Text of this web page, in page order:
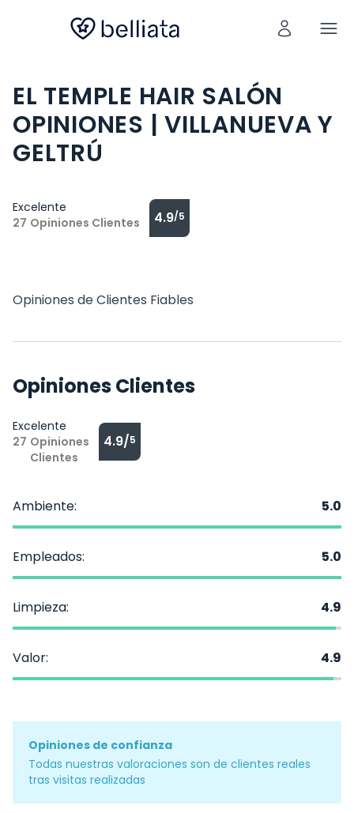
EL TEMPLE HAIR SALÓN
OPINIONES | VILLANUEVA Y
GELTRÚ
Excelente
27 Opiniones Clientes 4.9/5
Opiniones de Clientes Fiables
Opiniones Clientes
Excelente
27 Opiniones
Clientes
4.9/5
Ambiente: 5.0
Empleados: 5.0
Limpieza: 4.9
Valor: 4.9
Opiniones de confianza
Todas nuestras valoraciones son de clientes reales
tras visitas realizadas